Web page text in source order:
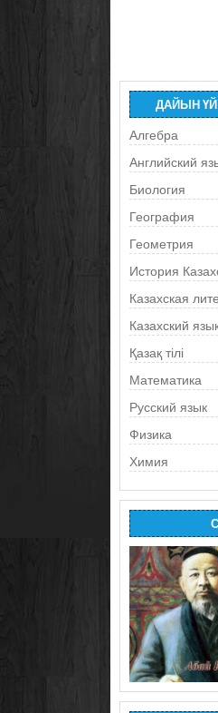
ДАЙЫН
Алгебра
Английский
Биология
География
Геометрия
История
Казахская
Казахский
Қазақ тілі
Математика
Русский язык
Физика
Химия